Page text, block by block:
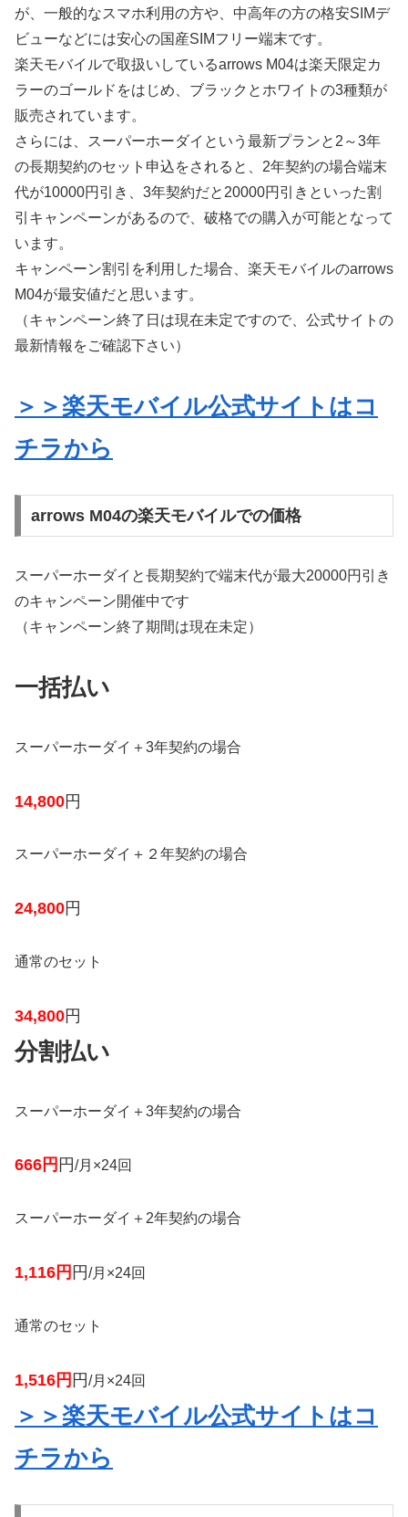
が、一般的なスマホ利用の方や、中高年の方の格安SIMデ
ビューなどには安心の国産SIMフリー端末です。
楽天モバイルで取扱いしているarrows M04は楽天限定カ
ラーのゴールドをはじめ、ブラックとホワイトの3種類が
販売されています。
さらには、スーパーホーダイという最新プランと2～3年
の長期契約のセット申込をされると、 2年契約の場合端末
代が10000円引き、3年契約だと20000円引き といった割
引キャンペーンがあるので、破格での購入が可能となって
います。
キャンペーン割引を利用した場合、楽天モバイルのarrows
M04が最安値だと思います。
（キャンペーン終了日は現在未定ですので、公式サイトの
最新情報をご確認下さい）
＞＞楽天モバイル公式サイトはコ
チラから
arrows M04の楽天モバイルでの価格
スーパーホーダイと長期契約で端末代が最大20000円引き
のキャンペーン開催中です
（キャンペーン終了期間は現在未定）
一括払い
スーパーホーダイ＋3年契約の場合
14,800円
スーパーホーダイ＋２年契約の場合
24,800円
通常のセット
34,800円
分割払い
スーパーホーダイ＋3年契約の場合
666円 円/月×24回
スーパーホーダイ＋2年契約の場合
1,116円 円/月×24回
通常のセット
1,516円 円/月×24回
＞＞楽天モバイル公式サイトはコ
チラから